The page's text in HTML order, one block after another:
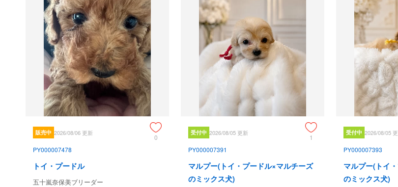
販売中 2026/08/06 更新
0
PY000007478
トイ・プードル
五十嵐奈保美ブリーダー
受付中 2026/08/05 更新
1
PY000007391
マルプー(トイ・プードル×マルチーズ
のミックス犬)
受付中 2026/08/05
PY000007393
マルプー(トイ
のミックス犬)